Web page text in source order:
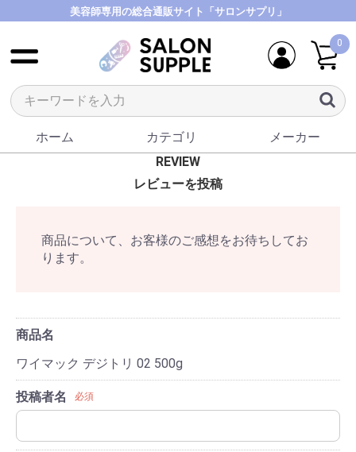
美容師専用の総合通販サイト「サロンサプリ」
0
ホーム カテゴリ
メーカー
REVIEW
レビューを投稿
商品について、お客様のご感想をお待ちしてお
ります。
商品名
ワイマック デジトリ 02 500g
投稿者名 必須